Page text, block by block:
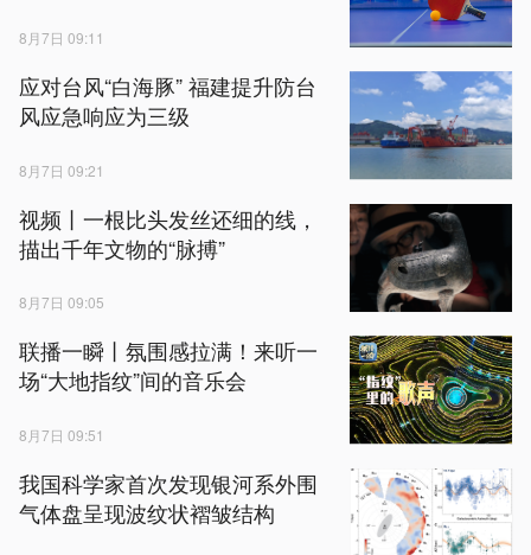
8月7日 09:11
应对台风“白海豚” 福建提升防台
风应急响应为三级
8月7日 09:21
视频丨一根比头发丝还细的线，
描出千年文物的“脉搏”
8月7日 09:05
联播一瞬丨氛围感拉满！来听一
场“大地指纹”间的音乐会
8月7日 09:51
我国科学家首次发现银河系外围
气体盘呈现波纹状褶皱结构